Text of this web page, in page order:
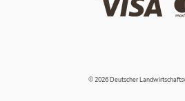
© 2026 Deutscher